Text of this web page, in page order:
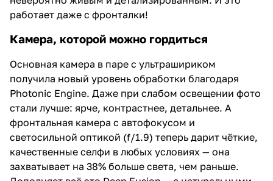
работает даже с фронталки!
Камера, которой можно гордиться
Основная камера в паре с ультрашириком
получила новый уровень обработки благодаря
Photonic Engine. Даже при слабом освещении фото
стали лучше: ярче, контрастнее, детальнее. А
фронтальная камера с автофокусом и
светосильной оптикой (f/1.9) теперь дарит чёткие,
качественные селфи в любых условиях — она
захватывает на 38% больше света, чем раньше.